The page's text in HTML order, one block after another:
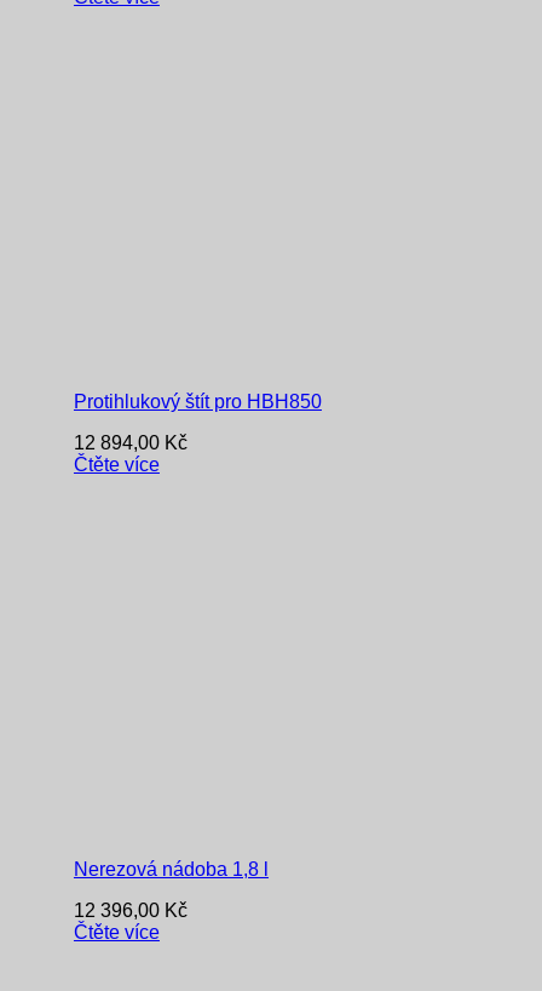
Protihlukový štít pro HBH850
12 894,00 Kč
Čtěte více
Nerezová nádoba 1,8 l
12 396,00 Kč
Čtěte více